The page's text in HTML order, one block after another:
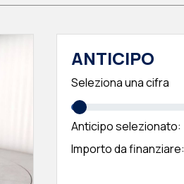
ANTICIPO
Seleziona una cifra
Anticipo selezionato:
Importo da finanziare: